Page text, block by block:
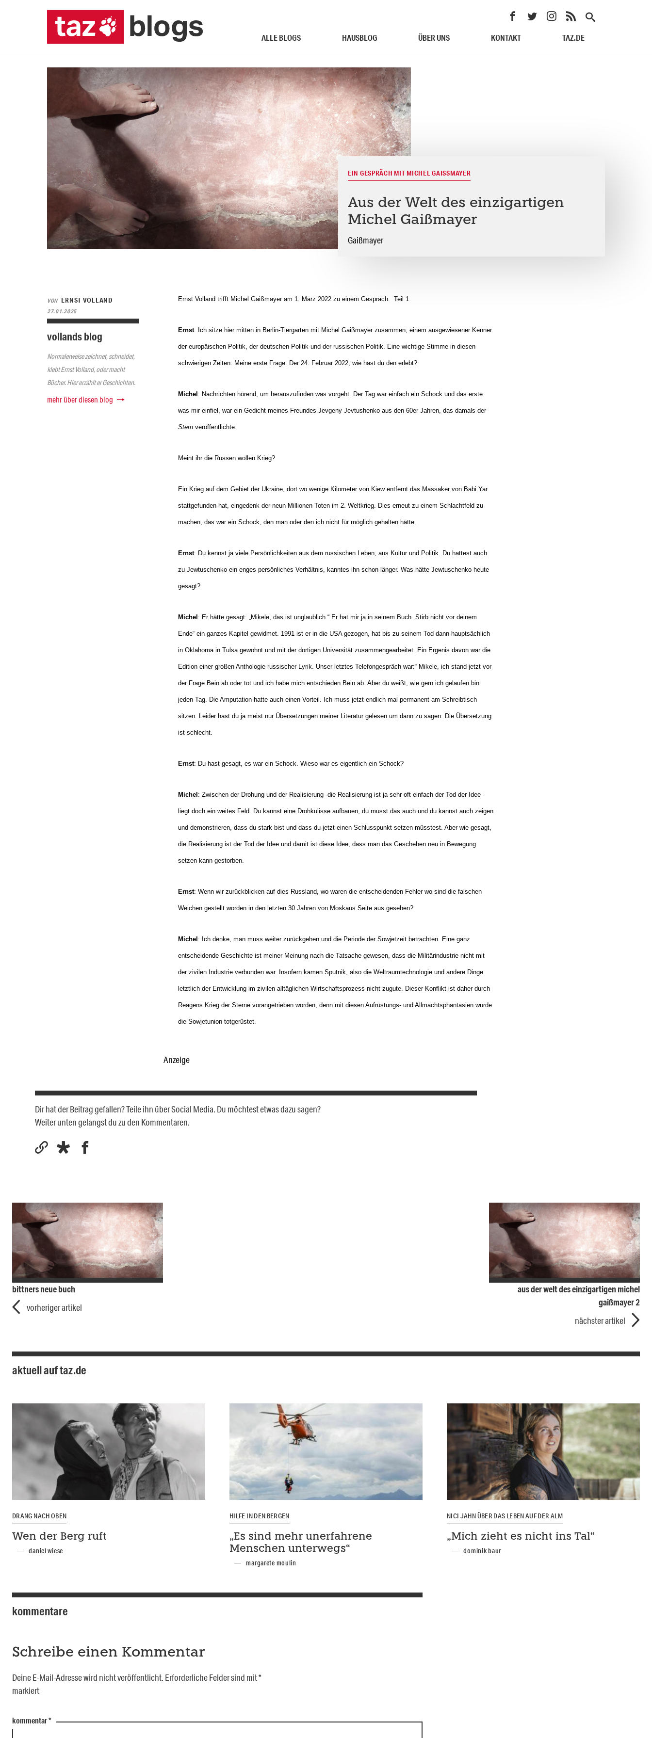
ALLE BLOGS HAUSBLOG ÜBER UNS KONTAKT TAZ.DE
EIN GESPRÄCH MIT MICHEL GAISSMAYER
Aus der Welt des einzigartigen
Michel Gaißmayer
Gaißmayer
VON ERNST VOLLAND
27.01.2025
vollands blog
Normalerweise zeichnet, schneidet,
klebt Ernst Volland, oder macht
Bücher. Hier erzählt er Geschichten.
mehr über diesen blog
Ernst Volland trifft Michel Gaißmayer am 1. März 2022 zu einem Gespräch. Teil 1
Ernst: Ich sitze hier mitten in Berlin-Tiergarten mit Michel Gaißmayer zusammen, einem ausgewiesener Kenner
der europäischen Politik, der deutschen Politik und der russischen Politik. Eine wichtige Stimme in diesen
schwierigen Zeiten. Meine erste Frage. Der 24. Februar 2022, wie hast du den erlebt?
Michel : Nachrichten hörend, um herauszufinden was vorgeht. Der Tag war einfach ein Schock und das erste
was mir einfiel, war ein Gedicht meines Freundes Jevgeny Jevtushenko aus den 60er Jahren, das damals der
Stern veröffentlichte:
Meint ihr die Russen wollen Krieg?
Ein Krieg auf dem Gebiet der Ukraine, dort wo wenige Kilometer von Kiew entfernt das Massaker von Babi Yar
stattgefunden hat, eingedenk der neun Millionen Toten im 2. Weltkrieg. Dies erneut zu einem Schlachtfeld zu
machen, das war ein Schock, den man oder den ich nicht für möglich gehalten hätte.
Ernst: Du kennst ja viele Persönlichkeiten aus dem russischen Leben, aus Kultur und Politik. Du hattest auch
zu Jewtuschenko ein enges persönliches Verhältnis, kanntes ihn schon länger. Was hätte Jewtuschenko heute
gesagt?
Michel : Er hätte gesagt: „Mikele, das ist unglaublich.“ Er hat mir ja in seinem Buch „Stirb nicht vor deinem
Ende“ ein ganzes Kapitel gewidmet. 1991 ist er in die USA gezogen, hat bis zu seinem Tod dann hauptsächlich
in Oklahoma in Tulsa gewohnt und mit der dortigen Universität zusammengearbeitet. Ein Ergenis davon war die
Edition einer großen Anthologie russischer Lyrik. Unser letztes Telefongespräch war:“ Mikele, ich stand jetzt vor
der Frage Bein ab oder tot und ich habe mich entschieden Bein ab. Aber du weißt, wie gern ich gelaufen bin
jeden Tag. Die Amputation hatte auch einen Vorteil. Ich muss jetzt endlich mal permanent am Schreibtisch
sitzen. Leider hast du ja meist nur Übersetzungen meiner Literatur gelesen um dann zu sagen: Die Übersetzung
ist schlecht.
Ernst: Du hast gesagt, es war ein Schock. Wieso war es eigentlich ein Schock?
Michel : Zwischen der Drohung und der Realisierung -die Realisierung ist ja sehr oft einfach der Tod der Idee -
liegt doch ein weites Feld. Du kannst eine Drohkulisse aufbauen, du musst das auch und du kannst auch zeigen
und demonstrieren, dass du stark bist und dass du jetzt einen Schlusspunkt setzen müsstest. Aber wie gesagt,
die Realisierung ist der Tod der Idee und damit ist diese Idee, dass man das Geschehen neu in Bewegung
setzen kann gestorben.
Ernst: Wenn wir zurückblicken auf dies Russland, wo waren die entscheidenden Fehler wo sind die falschen
Weichen gestellt worden in den letzten 30 Jahren von Moskaus Seite aus gesehen?
Michel : Ich denke, man muss weiter zurückgehen und die Periode der Sowjetzeit betrachten. Eine ganz
entscheidende Geschichte ist meiner Meinung nach die Tatsache gewesen, dass die Militärindustrie nicht mit
der zivilen Industrie verbunden war. Insofern kamen Sputnik, also die Weltraumtechnologie und andere Dinge
letztlich der Entwicklung im zivilen alltäglichen Wirtschaftsprozess nicht zugute. Dieser Konflikt ist daher durch
Reagens Krieg der Sterne vorangetrieben worden, denn mit diesen Aufrüstungs- und Allmachtsphantasien wurde
die Sowjetunion totgerüstet.
Anzeige
Dir hat der Beitrag gefallen? Teile ihn über Social Media. Du möchtest etwas dazu sagen?
Weiter unten gelangst du zu den Kommentaren.
bittners neue buch
vorheriger artikel
aus der welt des einzigartigen michel
gaißmayer 2
nächster artikel
aktuell auf taz.de
DRANG NACH OBEN
Wen der Berg ruft
daniel wiese
HILFE IN DEN BERGEN
„Es sind mehr unerfahrene
Menschen unterwegs“
margarete moulin
NICI JAHN ÜBER DAS LEBEN AUF DER ALM
„Mich zieht es nicht ins Tal“
dominik baur
kommentare
Schreibe einen Kommentar
Deine E-Mail-Adresse wird nicht veröffentlicht. Erforderliche Felder sind mit*
markiert
kommentar*